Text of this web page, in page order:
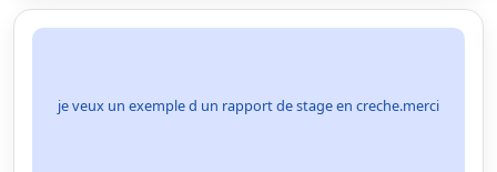
je veux un exemple d un rapport de stage en creche.merci